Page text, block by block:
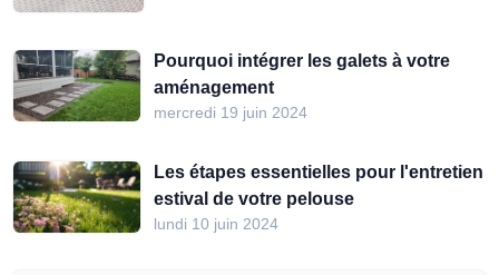
Pourquoi intégrer les galets à votre
aménagement
mercredi 19 juin 2024
Les étapes essentielles pour l'entretien
estival de votre pelouse
lundi 10 juin 2024